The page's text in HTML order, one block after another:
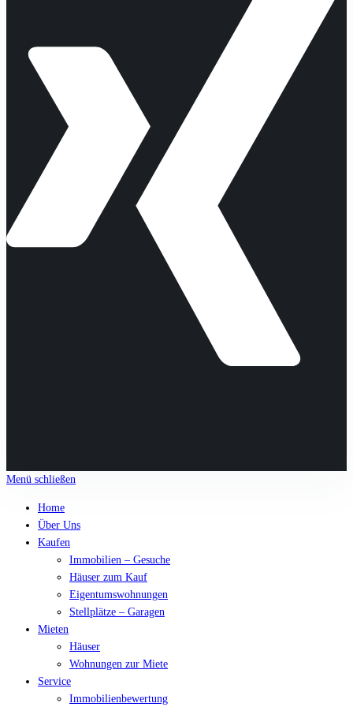
Menü schließen
Home
Über Uns
Kaufen
Immobilien – Gesuche
Häuser zum Kauf
Eigentumswohnungen
Stellplätze – Garagen
Mieten
Häuser
Wohnungen zur Miete
Service
Immobilienbewertung